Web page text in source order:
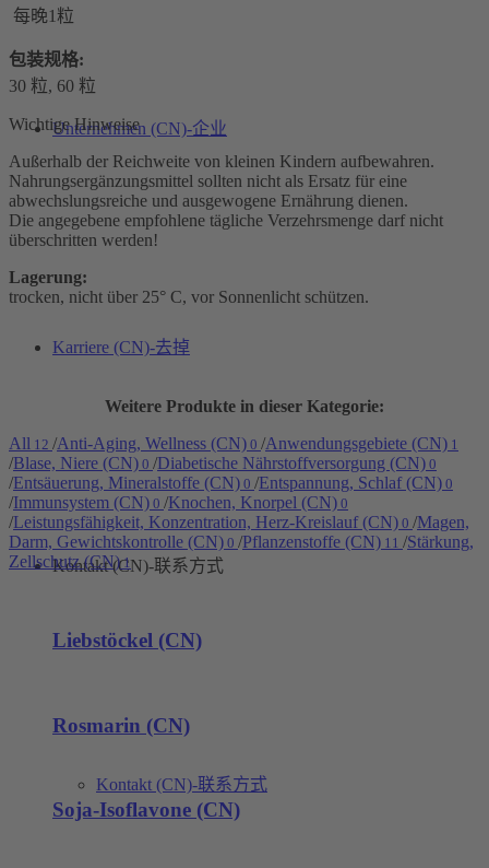
Unternehmen (CN)-企业
Karriere (CN)-去掉
Kontakt (CN)-联系方式
Kontakt (CN)-联系方式
每晚1粒
包装规格:
30 粒, 60 粒
Wichtige Hinweise
Außerhalb der Reichweite von kleinen Kindern aufbewahren.
Nahrungsergänzungsmittel sollten nicht als Ersatz für eine
abwechslungsreiche und ausgewogene Ernährung dienen.
Die angegebene empfohlene tägliche Verzehrsmenge darf nicht
überschritten werden!
Lagerung:
trocken, nicht über 25° C, vor Sonnenlicht schützen.
Weitere Produkte in dieser Kategorie:
All 12 /Anti-Aging, Wellness (CN) 0 /Anwendungsgebiete (CN) 1
/Blase, Niere (CN) 0 /Diabetische Nährstoffversorgung (CN) 0
/Entsäuerung, Mineralstoffe (CN) 0 /Entspannung, Schlaf (CN) 0
/Immunsystem (CN) 0 /Knochen, Knorpel (CN) 0
/Leistungsfähigkeit, Konzentration, Herz-Kreislauf (CN) 0 /Magen,
Darm, Gewichtskontrolle (CN) 0 /Pflanzenstoffe (CN) 11 /Stärkung,
Zellschutz (CN)1
Liebstöckel (CN)
Rosmarin (CN)
Soja-Isoflavone (CN)